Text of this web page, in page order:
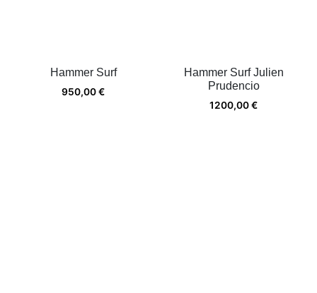
Hammer Surf
950,00€
Hammer Surf Julien
Prudencio
1200,00€